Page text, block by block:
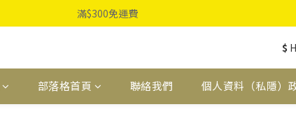
滿$300免運費
$
部落格首頁 聯絡我們 個人資料（私隱）